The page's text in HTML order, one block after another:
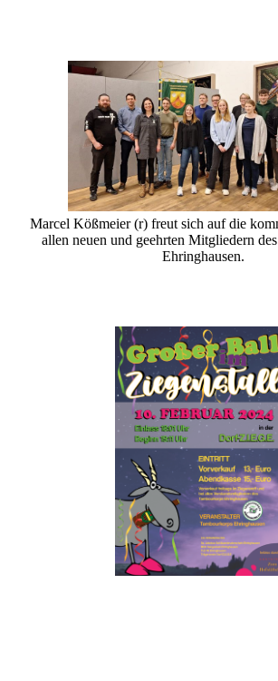
Marcel Kößmeier (r) freut sich auf die
allen neuen und geehrten Mitgliedern
Ehringhausen.